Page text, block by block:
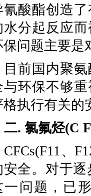
氰酸酯创造
水分起反应
保问题主要是
目前国内聚
与环保不够
格执行有关的
二. 氯氟烃(C
CFCs(F11、
安全。对于
一问题，已